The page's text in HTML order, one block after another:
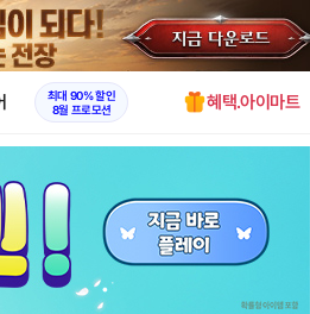
X
최대 90% 할인
8월 프로모션
혜택.아이마트